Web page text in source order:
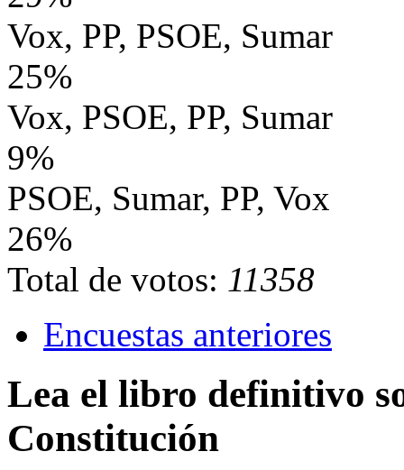
Vox, PP, PSOE, Sumar
25%
Vox, PSOE, PP, Sumar
9%
PSOE, Sumar, PP, Vox
26%
Total de votos: 11358
Encuestas anteriores
Lea el libro definitivo
Constitución